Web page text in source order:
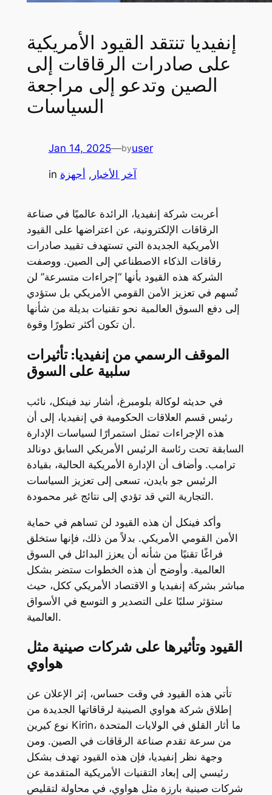
إنفيديا تنتقد القيود الأمريكية
على صادرات الرقاقات إلى
الصين وتدعو إلى مراجعة
السياسات
Jan 14, 2025—byuser
in آخر الأخبار , أجهزة
أعربت شركة إنفيديا، الرائدة عالميًا في صناعة
الرقاقات الإلكترونية، عن اعتراضها على القيود
الأمريكية الجديدة التي تستهدف تقييد صادرات
رقاقات الذكاء الاصطناعي إلى الصين. ووصفت
الشركة هذه القيود بأنها “إجراءات متسرعة” لن
تُسهم في تعزيز الأمن القومي الأمريكي بل ستؤدي
إلى دفع السوق العالمية نحو تقنيات بديلة من شأنها
أن تكون أكثر تطورًا وقوة.
الموقف الرسمي من إنفيديا: تأثيرات
سلبية على السوق
في حديثه لوكالة بلومبرغ، أشار نيد فينكل، نائب
رئيس قسم العلاقات الحكومية في إنفيديا، إلى أن
هذه الإجراءات تمثل استمرارًا لسياسات الإدارة
السابقة تحت رئاسة الرئيس الأمريكي السابق دونالد
ترامب. وأضاف أن الإدارة الأمريكية الحالية، بقيادة
الرئيس جو بايدن، تسعى إلى تعزيز السياسات
التجارية التي قد تؤدي إلى نتائج غير محمودة.
وأكد فينكل أن هذه القيود لن تساهم في حماية
الأمن القومي الأمريكي. بدلاً من ذلك، فإنها ستخلق
فراغًا تقنيًا من شأنه أن يعزز البدائل في السوق
العالمية. وأوضح أن هذه الخطوات ستضر بشكل
مباشر بشركة إنفيديا و الاقتصاد الأمريكي ككل، حيث
ستؤثر سلبًا على التصدير و التوسع في الأسواق
العالمية.
القيود وتأثيرها على شركات صينية مثل
هواوي
تأتي هذه القيود في وقت حساس، إثر الإعلان عن
إطلاق شركة هواوي الصينية لرقاقاتها الجديدة من
نوع كيرين Kirin، ما أثار القلق في الولايات المتحدة
من سرعة تقدم صناعة الرقاقات في الصين. ومن
وجهة نظر إنفيديا، فإن هذه القيود تهدف بشكل
رئيسي إلى إبعاد التقنيات الأمريكية المتقدمة عن
شركات صينية بارزة مثل هواوي، في محاولة لتقليص